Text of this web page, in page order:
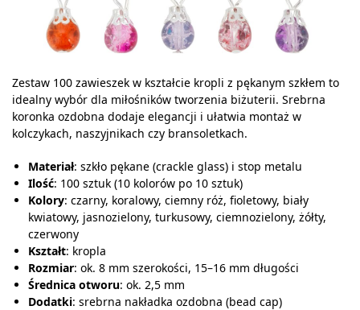
Zestaw 100 zawieszek w kształcie kropli z pękanym szkłem to
idealny wybór dla miłośników tworzenia biżuterii. Srebrna
koronka ozdobna dodaje elegancji i ułatwia montaż w
kolczykach, naszyjnikach czy bransoletkach.
Materiał: szkło pękane (crackle glass) i stop metalu
Ilość: 100 sztuk (10 kolorów po 10 sztuk)
Kolory: czarny, koralowy, ciemny róż, fioletowy, biały
kwiatowy, jasnozielony, turkusowy, ciemnozielony, żółty,
czerwony
Kształt: kropla
Rozmiar: ok. 8 mm szerokości, 15–16 mm długości
Średnica otworu: ok. 2,5 mm
Dodatki: srebrna nakładka ozdobna (bead cap)